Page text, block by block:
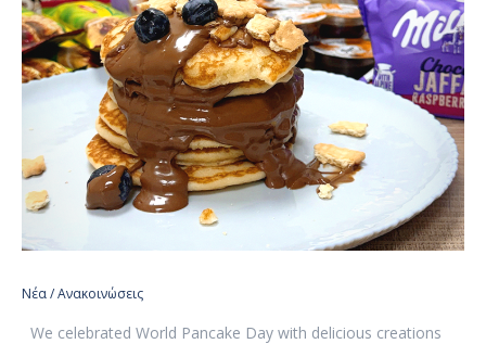
Νέα / Ανακοινώσεις
We celebrated World Pancake Day with delicious creations